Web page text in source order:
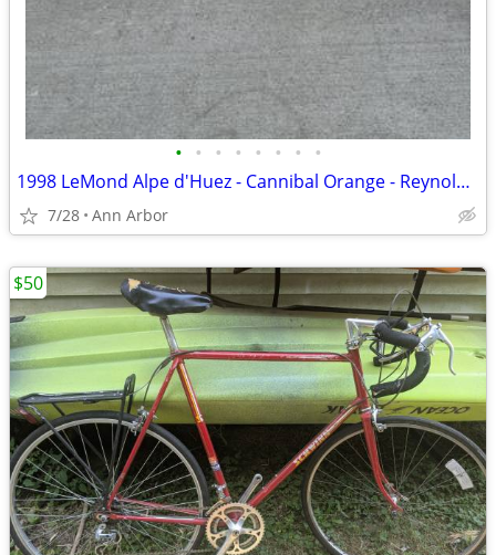
• • • • • • • •
1998 LeMond Alpe d'Huez - Cannibal Orange - Reynolds 525 Steel - 56cm
7/28 Ann Arbor
$50